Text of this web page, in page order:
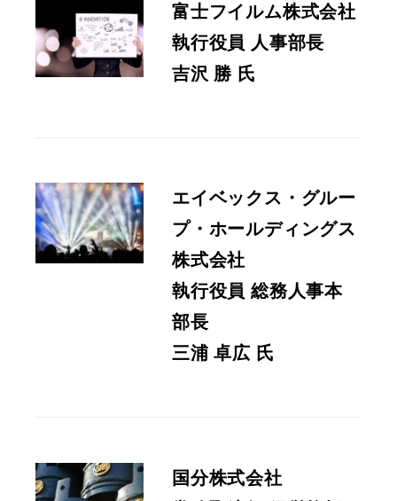
富士フイルム株式会社
執行役員 人事部長
吉沢 勝 氏
エイベックス・グルー
プ・ホールディングス
株式会社
執行役員 総務人事本
部長
三浦 卓広 氏
国分株式会社